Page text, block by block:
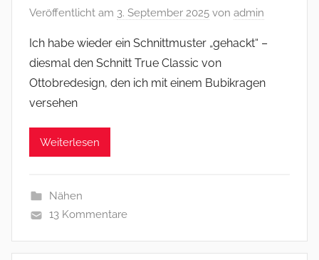
Veröffentlicht am 3. September 2025 von admin
Ich habe wieder ein Schnittmuster „gehackt“ –
diesmal den Schnitt True Classic von
Ottobredesign, den ich mit einem Bubikragen
versehen
Weiterlesen
Nähen
13 Kommentare